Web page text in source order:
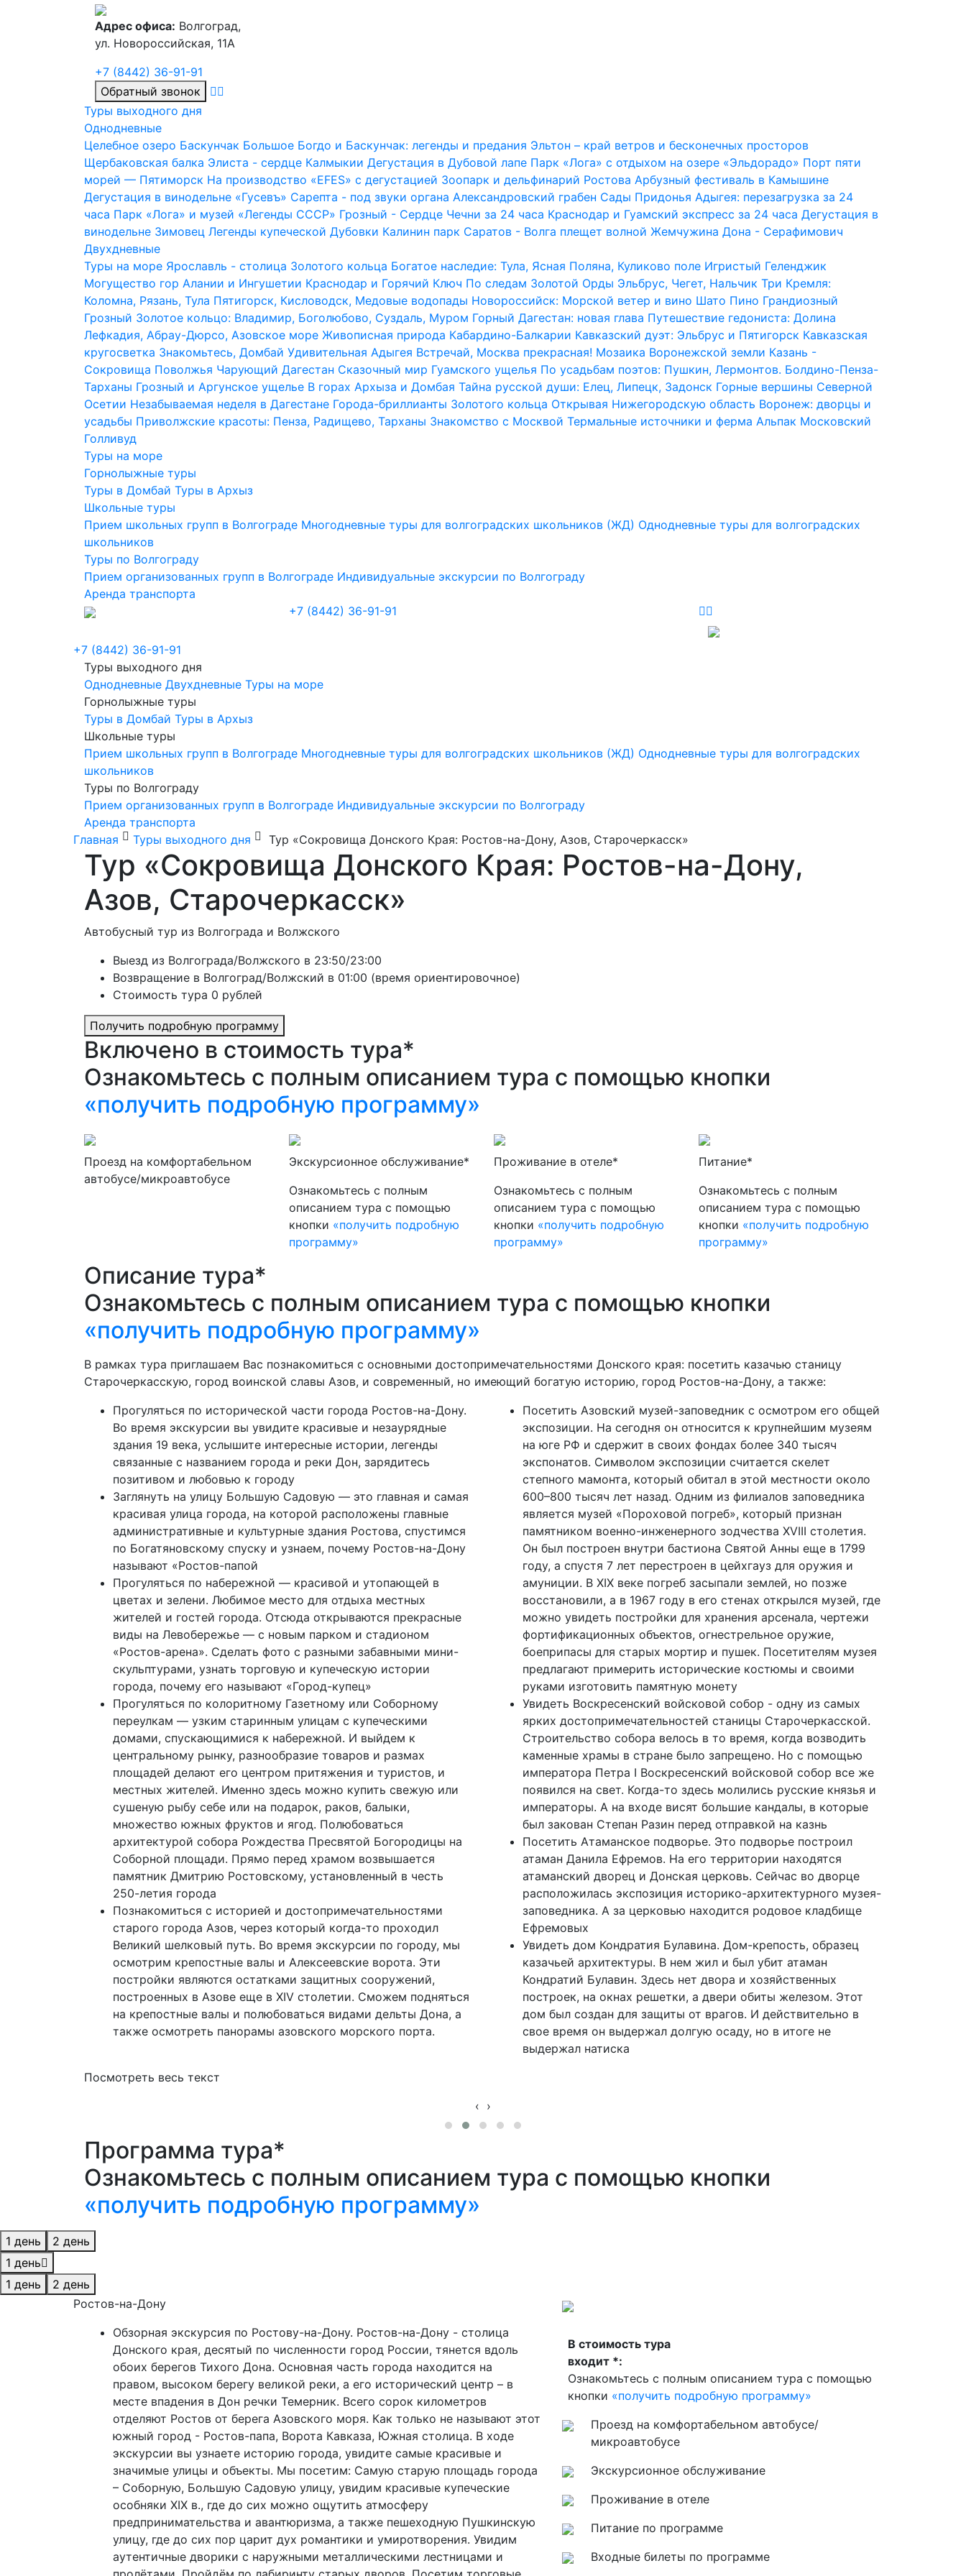
Адрес офиса: Волгоград,
ул. Новороссийская, 11А
+7 (8442) 36-91-91
Обратный звонок
Туры выходного дня
Однодневные
Целебное озеро Баскунчак Большое Богдо и Баскунчак: легенды и предания Эльтон – край ветров и бесконечных просторов
Щербаковская балка Элиста - сердце Калмыкии Дегустация в Дубовой лапе Парк «Лога» с отдыхом на озере «Эльдорадо» Порт пяти
морей — Пятиморск На производство «EFES» с дегустацией Зоопарк и дельфинарий Ростова Арбузный фестиваль в Камышине
Дегустация в винодельне «Гусевъ» Сарепта - под звуки органа Александровский грабен Сады Придонья Адыгея: перезагрузка за 24
часа Парк «Лога» и музей «Легенды СССР» Грозный - Сердце Чечни за 24 часа Краснодар и Гуамский экспресс за 24 часа Дегустация в
винодельне Зимовец Легенды купеческой Дубовки Калинин парк Саратов - Волга плещет волной Жемчужина Дона - Серафимович
Двухдневные
Туры на море Ярославль - столица Золотого кольца Богатое наследие: Тула, Ясная Поляна, Куликово поле Игристый Геленджик
Могущество гор Алании и Ингушетии Краснодар и Горячий Ключ По следам Золотой Орды Эльбрус, Чегет, Нальчик Три Кремля:
Коломна, Рязань, Тула Пятигорск, Кисловодск, Медовые водопады Новороссийск: Морской ветер и вино Шато Пино Грандиозный
Грозный Золотое кольцо: Владимир, Боголюбово, Суздаль, Муром Горный Дагестан: новая глава Путешествие гедониста: Долина
Лефкадия, Абрау-Дюрсо, Азовское море Живописная природа Кабардино-Балкарии Кавказский дуэт: Эльбрус и Пятигорск Кавказская
кругосветка Знакомьтесь, Домбай Удивительная Адыгея Встречай, Москва прекрасная! Мозаика Воронежской земли Казань -
Сокровища Поволжья Чарующий Дагестан Сказочный мир Гуамского ущелья По усадьбам поэтов: Пушкин, Лермонтов. Болдино-Пенза-
Тарханы Грозный и Аргунское ущелье В горах Архыза и Домбая Тайна русской души: Елец, Липецк, Задонск Горные вершины Северной
Осетии Незабываемая неделя в Дагестане Города-бриллианты Золотого кольца Открывая Нижегородскую область Воронеж: дворцы и
усадьбы Приволжские красоты: Пенза, Радищево, Тарханы Знакомство с Москвой Термальные источники и ферма Альпак Московский
Голливуд
Туры на море
Горнолыжные туры
Туры в Домбай Туры в Архыз
Школьные туры
Прием школьных групп в Волгограде Многодневные туры для волгоградских школьников (ЖД) Однодневные туры для волгоградских
школьников
Туры по Волгограду
Прием организованных групп в Волгограде Индивидуальные экскурсии по Волгограду
Аренда транспорта
+7 (8442) 36-91-91
+7 (8442) 36-91-91
Туры выходного дня
Однодневные Двухдневные Туры на море
Горнолыжные туры
Туры в Домбай Туры в Архыз
Школьные туры
Прием школьных групп в Волгограде Многодневные туры для волгоградских школьников (ЖД) Однодневные туры для волгоградских
школьников
Туры по Волгограду
Прием организованных групп в Волгограде Индивидуальные экскурсии по Волгограду
Аренда транспорта
Главная
Туры выходного дня Тур «Сокровища Донского Края: Ростов-на-Дону, Азов, Старочеркасск»
Тур «Сокровища Донского Края: Ростов-на-Дону,
Азов, Старочеркасск»
Автобусный тур из Волгограда и Волжского
Выезд из Волгограда/Волжского в 23:50/23:00
Возвращение в Волгоград/Волжский в 01:00 (время ориентировочное)
Стоимость тура 0 рублей
Получить подробную программу
Включено в стоимость тура*
Ознакомьтесь с полным описанием тура с помощью кнопки
«получить подробную программу»
Проезд на комфортабельном
автобусе/микроавтобусе
Экскурсионное обслуживание*
Ознакомьтесь с полным
описанием тура с помощью
кнопки «получить подробную
программу»
Проживание в отеле*
Ознакомьтесь с полным
описанием тура с помощью
кнопки «получить подробную
программу»
Питание*
Ознакомьтесь с полным
описанием тура с помощью
кнопки «получить подробную
программу»
Описание тура*
Ознакомьтесь с полным описанием тура с помощью кнопки
«получить подробную программу»
В рамках тура приглашаем Вас познакомиться с основными достопримечательностями Донского края: посетить казачью станицу
Старочеркасскую, город воинской славы Азов, и современный, но имеющий богатую историю, город Ростов-на-Дону, а также:
Прогуляться по исторической части города Ростов-на-Дону.
Во время экскурсии вы увидите красивые и незаурядные
здания 19 века, услышите интересные истории, легенды
связанные с названием города и реки Дон, зарядитесь
позитивом и любовью к городу
Заглянуть на улицу Большую Садовую — это главная и самая
красивая улица города, на которой расположены главные
административные и культурные здания Ростова, спустимся
по Богатяновскому спуску и узнаем, почему Ростов-на-Дону
называют «Ростов-папой
Прогуляться по набережной — красивой и утопающей в
цветах и зелени. Любимое место для отдыха местных
жителей и гостей города. Отсюда открываются прекрасные
виды на Левобережье — с новым парком и стадионом
«Ростов-арена». Сделать фото с разными забавными мини-
скульптурами, узнать торговую и купеческую истории
города, почему его называют «Город-купец»
Прогуляться по колоритному Газетному или Соборному
переулкам — узким старинным улицам с купеческими
домами, спускающимися к набережной. И выйдем к
центральному рынку, разнообразие товаров и размах
площадей делают его центром притяжения и туристов, и
местных жителей. Именно здесь можно купить свежую или
сушеную рыбу себе или на подарок, раков, балыки,
множество южных фруктов и ягод. Полюбоваться
архитектурой собора Рождества Пресвятой Богородицы на
Соборной площади. Прямо перед храмом возвышается
памятник Дмитрию Ростовскому, установленный в честь
250-летия города
Познакомиться с историей и достопримечательностями
старого города Азов, через который когда-то проходил
Великий шелковый путь. Во время экскурсии по городу, мы
осмотрим крепостные валы и Алексеевские ворота. Эти
постройки являются остатками защитных сооружений,
построенных в Азове еще в XIV столетии. Сможем подняться
на крепостные валы и полюбоваться видами дельты Дона, а
также осмотреть панорамы азовского морского порта.
Посетить Азовский музей-заповедник с осмотром его общей
экспозиции. На сегодня он относится к крупнейшим музеям
на юге РФ и сдержит в своих фондах более 340 тысяч
экспонатов. Символом экспозиции считается скелет
степного мамонта, который обитал в этой местности около
600–800 тысяч лет назад. Одним из филиалов заповедника
является музей «Пороховой погреб», который признан
памятником военно-инженерного зодчества XVIII столетия.
Он был построен внутри бастиона Святой Анны еще в 1799
году, а спустя 7 лет перестроен в цейхгауз для оружия и
амуниции. В XIX веке погреб засыпали землей, но позже
восстановили, а в 1967 году в его стенах открылся музей, где
можно увидеть постройки для хранения арсенала, чертежи
фортификационных объектов, огнестрельное оружие,
боеприпасы для старых мортир и пушек. Посетителям музея
предлагают примерить исторические костюмы и своими
руками изготовить памятную монету
Увидеть Воскресенский войсковой собор - одну из самых
ярких достопримечательностей станицы Старочеркасской.
Строительство собора велось в то время, когда возводить
каменные храмы в стране было запрещено. Но с помощью
императора Петра I Воскресенский войсковой собор все же
появился на свет. Когда-то здесь молились русские князья и
императоры. А на входе висят большие кандалы, в которые
был закован Степан Разин перед отправкой на казнь
Посетить Атаманское подворье. Это подворье построил
атаман Данила Ефремов. На его территории находятся
атаманский дворец и Донская церковь. Сейчас во дворце
расположилась экспозиция историко-архитектурного музея-
заповедника. А за церковью находится родовое кладбище
Ефремовых
Увидеть дом Кондратия Булавина. Дом-крепость, образец
казачьей архитектуры. В нем жил и был убит атаман
Кондратий Булавин. Здесь нет двора и хозяйственных
построек, на окнах решетки, а двери обиты железом. Этот
дом был создан для защиты от врагов. И действительно в
свое время он выдержал долгую осаду, но в итоге не
выдержал натиска
Посмотреть весь текст
‹ ›
Программа тура*
Ознакомьтесь с полным описанием тура с помощью кнопки
«получить подробную программу»
1 день
2 день
1 день
1 день
2 день
Ростов-на-Дону
Обзорная экскурсия по Ростову-на-Дону. Ростов-на-Дону - столица
Донского края, десятый по численности город России, тянется вдоль
обоих берегов Тихого Дона. Основная часть города находится на
правом, высоком берегу великой реки, а его исторический центр – в
месте впадения в Дон речки Темерник. Всего сорок километров
отделяют Ростов от берега Азовского моря. Как только не называют этот
южный город - Ростов-папа, Ворота Кавказа, Южная столица. В ходе
экскурсии вы узнаете историю города, увидите самые красивые и
значимые улицы и объекты. Мы посетим: Самую старую площадь города
– Соборную, Большую Садовую улицу, увидим красивые купеческие
особняки XIX в., где до сих можно ощутить атмосферу
предпринимательства и авантюризма, а также пешеходную Пушкинскую
улицу, где до сих пор царит дух романтики и умиротворения. Увидим
аутентичные дворики с наружными металлическими лестницами и
В стоимость тура
входит *:
Ознакомьтесь с полным описанием тура с помощью
кнопки «получить подробную программу»
Проезд на комфортабельном автобусе/
микроавтобусе
Экскурсионное обслуживание
Проживание в отеле
Питание по программе
Входные билеты по программе